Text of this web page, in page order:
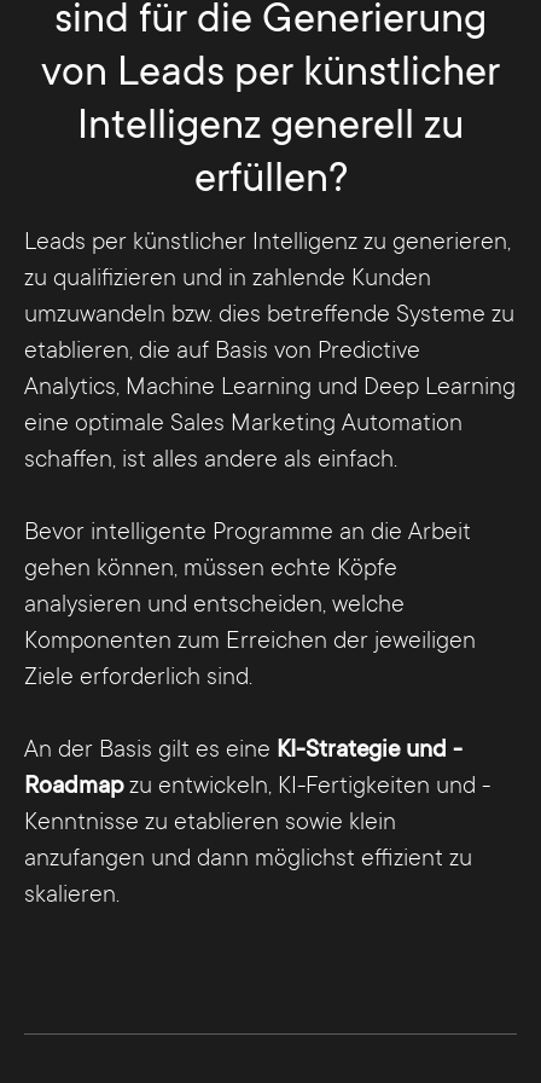
Vollzug mit enormem Aufwand verbunden.
stets genau die Aufmerksamkeit, die sie
benötigen oder erwarten, wodurch
wiederum die Wahrscheinlichkeit des
Erzielens einer langfristigen starken
Beziehung zum Kunden wächst.
sind für die Generierung
von Leads per künstlicher
Intelligenz generell zu
erfüllen?
Leads per künstlicher Intelligenz zu generieren,
zu qualifizieren und in zahlende Kunden
umzuwandeln bzw. dies betreffende Systeme zu
etablieren, die auf Basis von Predictive
Analytics, Machine Learning und Deep Learning
eine optimale Sales Marketing Automation
schaffen, ist alles andere als einfach.
Bevor intelligente Programme an die Arbeit
gehen können, müssen echte Köpfe
analysieren und entscheiden, welche
Komponenten zum Erreichen der jeweiligen
Ziele erforderlich sind.
An der Basis gilt es eine KI-Strategie und -
Roadmapzu entwickeln, KI-Fertigkeiten und -
Kenntnisse zu etablieren sowie klein
anzufangen und dann möglichst effizient zu
skalieren.